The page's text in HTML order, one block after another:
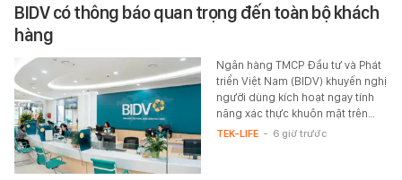
BIDV có thông báo quan trọng đến toàn bộ khách
hàng
Ngân hàng TMCP Đầu tư và Phát
triển Việt Nam (BIDV) khuyến nghị
người dùng kích hoạt ngay tính
năng xác thực khuôn mặt trên…
TEK-LIFE - 6 giờ trước